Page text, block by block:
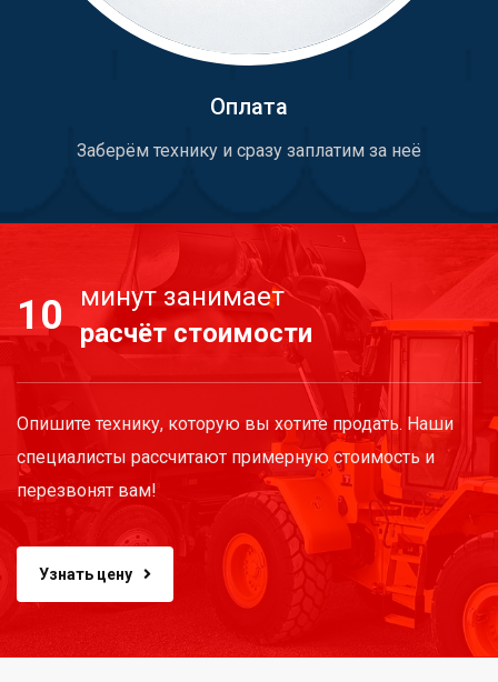
Оплата
Заберём технику и сразу заплатим за неё
10
минут занимает
расчёт стоимости
Опишите технику, которую вы хотите продать. Наши
специалисты рассчитают примерную стоимость и
перезвонят вам!
Узнать цену